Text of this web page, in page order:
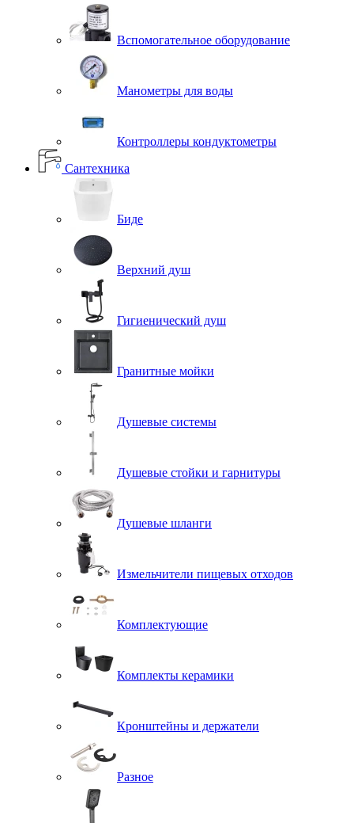
Вспомогательное оборудование
Манометры для воды
Контроллеры кондуктометры
Сантехника
Биде
Верхний душ
Гигиенический душ
Гранитные мойки
Душевые системы
Душевые стойки и гарнитуры
Душевые шланги
Измельчители пищевых отходов
Комплектующие
Комплекты керамики
Кронштейны и держатели
Разное